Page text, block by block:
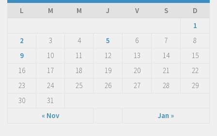
L
M M J V S D
« Nov Jan »
1
2
3 4 5 6 7
8
9
10 11 12 13 14
15
16
17 18 19 20 21
22
23
24 25 26 27 28
29
30
31